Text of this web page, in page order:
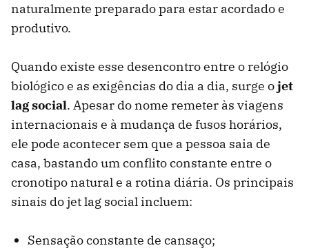
naturalmente preparado para estar acordado e
produtivo.
Quando existe esse desencontro entre o relógio
biológico e as exigências do dia a dia, surge ojet
lag social. Apesar do nome remeter às viagens
internacionais e à mudança de fusos horários,
ele pode acontecer sem que a pessoa saia de
casa, bastando um conflito constante entre o
cronotipo natural e a rotina diária. Os principais
sinais do jet lag social incluem:
Sensação constante de cansaço;